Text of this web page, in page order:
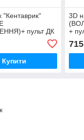
"Кентаврик"
пульт ДК
Купити
3D
+
715